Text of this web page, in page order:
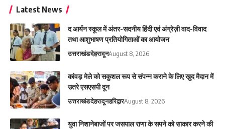
Latest News
द आर्यन स्कूल में अंतर-सदनीय हिंदी एवं अंग्रेज़ी वाद-विवाद
तथा आशुभाषण प्रतियोगिताओं का आयोजन
उत्तराखंडदेहरादूनAugust 8, 2026
कांवड़ मेले को सकुशल रूप से संपन्न कराने के लिए खुद मैदान में
उतरे एसएसपी दून
उत्तराखंडदेहरादूनहरिद्वारAugust 8, 2026
युवा निशानेबाजों पर जसपाल राणा के सपने को साकार करने की